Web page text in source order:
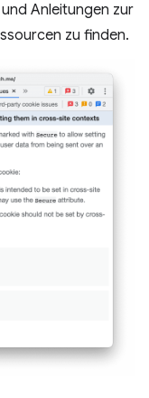
Anleitungen zur
zu finden.